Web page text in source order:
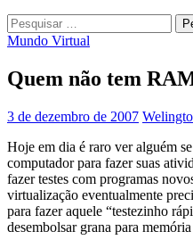
Pesquisar
por:
Mundo Virtual
Quem não tem
3 de dezembro de 2007
Hoje em dia é raro ver alguém
computador para fazer suas
fazer testes com programas
virtualização eventualmente
para fazer aquele “testezinho
desembolsar grana para